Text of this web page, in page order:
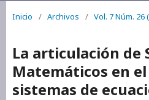
Inicio / Archivos / Vol. 7 Núm. 26
La articulación de
Matemáticos en
sistemas de